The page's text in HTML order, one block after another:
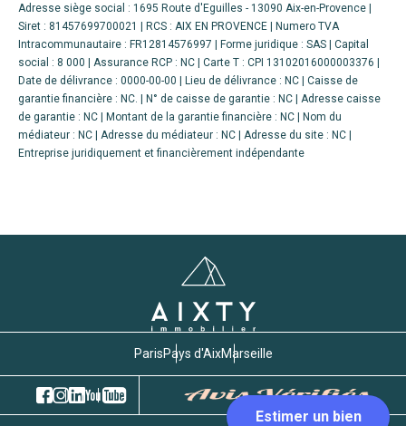
Adresse siège social : 1695 Route d'Eguilles - 13090 Aix-en-Provence |
Siret : 81457699700021 | RCS : AIX EN PROVENCE | Numero TVA
Intracommunautaire : FR12814576997 | Forme juridique : SAS | Capital
social : 8 000 | Assurance RCP : NC | Carte T : CPI 13102016000003376 |
Date de délivrance : 0000-00-00 | Lieu de délivrance : NC | Caisse de
garantie financière : NC. | N° de caisse de garantie : NC | Adresse caisse
de garantie : NC | Montant de la garantie financière : NC | Nom du
médiateur : NC | Adresse du médiateur : NC | Adresse du site : NC |
Entreprise juridiquement et financièrement indépendante
ParisPays d'AixMarseille